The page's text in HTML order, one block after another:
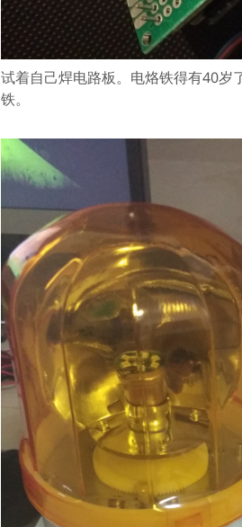
试着自己焊电路板。电烙铁得有40岁
铁。